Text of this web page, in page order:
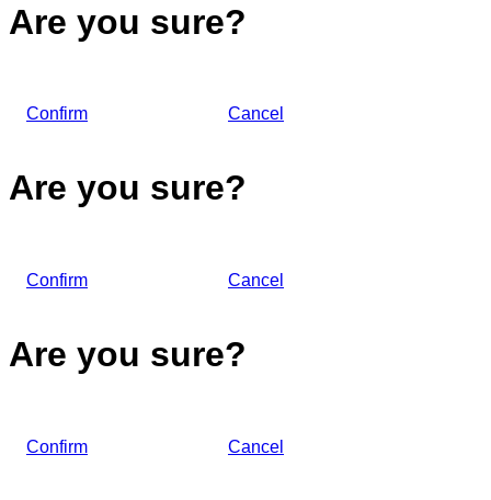
Are you sure?
Confirm Cancel
Are you sure?
Confirm Cancel
Are you sure?
Confirm Cancel